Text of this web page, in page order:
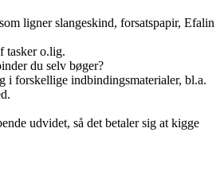
ligner slangeskind, forsatspapir, Efalin
tasker o.lig.
du selv bøger?
i forskellige indbindingsmaterialer, bl.a.
udvidet, så det betaler sig at kigge